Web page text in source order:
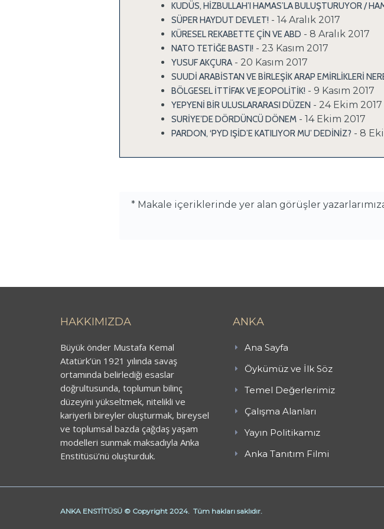
KUDÜS, HİZBULLAH’I HAMAS’LA BULUŞTURUYOR /
SÜPER HAYDUT DEVLET! - 14 Aralık 2017
KÜRESEL REKABETTE ÇİN VE ABD - 8 Aralık 2017
NATO TETİĞE BASTI! - 23 Kasım 2017
YUSUF AKÇURA - 20 Kasım 2017
SUUDİ ARABİSTAN VE BİRLEŞİK ARAP EMİRLİKLERİ
BÖLGESEL İTTİFAK VE JEOPOLİTİK! - 9 Kasım 2017
YEPYENİ BİR ULUSLARARASI DÜZEN - 24 Ekim 2017
SURİYE’DE DÖRDÜNCÜ DÖNEM - 14 Ekim 2017
PARDON, ‘PYD IŞİD’E KATILIYOR MU’ DEDİNİZ? - 8
* Makale içeriklerinde yer alan görüşler
HAKKIMIZDA
Büyük önder Mustafa Kemal
Atatürk’ün 1921 yılında savaş
ortamında belirlediği esaslar
doğrultusunda, toplumun bilinç
düzeyini yükseltmek, nitelikli ve
kariyerli bireyler oluşturmak, bireysel
ve toplumsal bazda çağdaş yaşam
modelleri sunmak maksadıyla Anka
Enstitüsü’nü oluşturduk.
ANKA
Ana Sayfa
Öykümüz ve İlk Söz
Temel Değerlerimiz
Çalışma Alanları
Yayın Politikamız
Anka Tanıtım Filmi
ANKA ENSTİTÜSÜ © Copyright 2024. Tüm hakları saklıdır.